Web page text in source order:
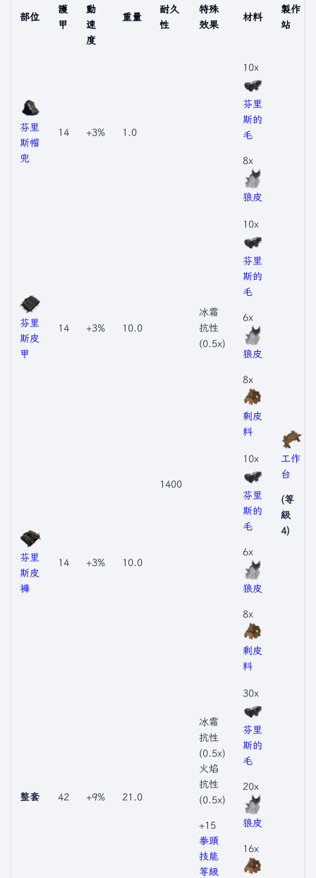
部位
護
甲
動
速
度
重量
耐久
性
特殊
效果
材料
製作
站
芬里
斯帽
兜
14 +3% 1.0
1400
10x
芬里
斯的
毛
8x
狼皮
工作
台
(等
級
4)
芬里
斯皮
甲
14 +3% 10.0
冰霜
抗性
(0.5x)
10x
芬里
斯的
毛
6x
狼皮
8x
剩皮
料
芬里
斯皮
褲
14 +3% 10.0
10x
芬里
斯的
毛
6x
狼皮
8x
剩皮
料
整套 42 +9% 21.0
冰霜
抗性
(0.5x)
火焰
抗性
(0.5x)
+15
拳頭
技能
等級
30x
芬里
斯的
毛
20x
狼皮
16x